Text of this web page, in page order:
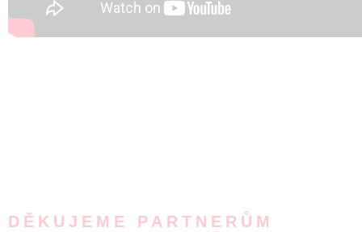
DĚKUJEME PARTNERŮM